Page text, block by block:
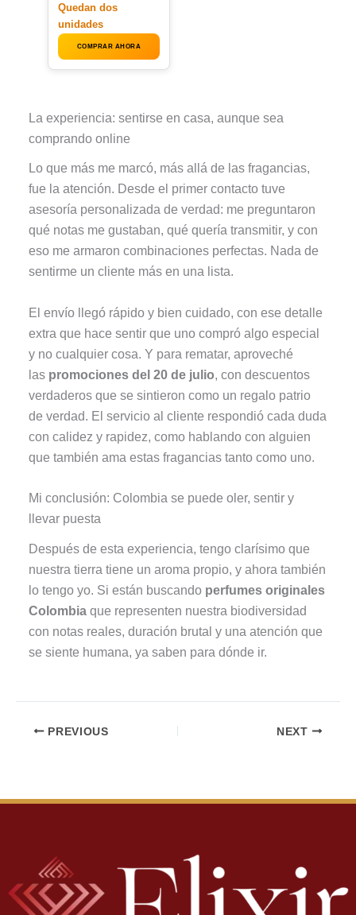
Quedan dos
unidades
COMPRAR AHORA
La experiencia: sentirse en casa, aunque sea
comprando online
Lo que más me marcó, más allá de las fragancias,
fue la atención. Desde el primer contacto tuve
asesoría personalizada de verdad: me preguntaron
qué notas me gustaban, qué quería transmitir, y con
eso me armaron combinaciones perfectas. Nada de
sentirme un cliente más en una lista.
El envío llegó rápido y bien cuidado, con ese detalle
extra que hace sentir que uno compró algo especial
y no cualquier cosa. Y para rematar, aproveché
las promociones del 20 de julio, con descuentos
verdaderos que se sintieron como un regalo patrio
de verdad. El servicio al cliente respondió cada duda
con calidez y rapidez, como hablando con alguien
que también ama estas fragancias tanto como uno.
Mi conclusión: Colombia se puede oler, sentir y
llevar puesta
Después de esta experiencia, tengo clarísimo que
nuestra tierra tiene un aroma propio, y ahora también
lo tengo yo. Si están buscando perfumes originales
Colombia que representen nuestra biodiversidad
con notas reales, duración brutal y una atención que
se siente humana, ya saben para dónde ir.
PREVIOUS NEXT